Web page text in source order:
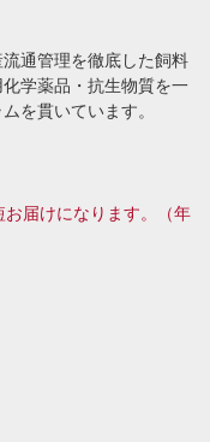
通管理を徹底した飼料
学薬品・抗生物質を一
を貫いています。
届けになります。
（年